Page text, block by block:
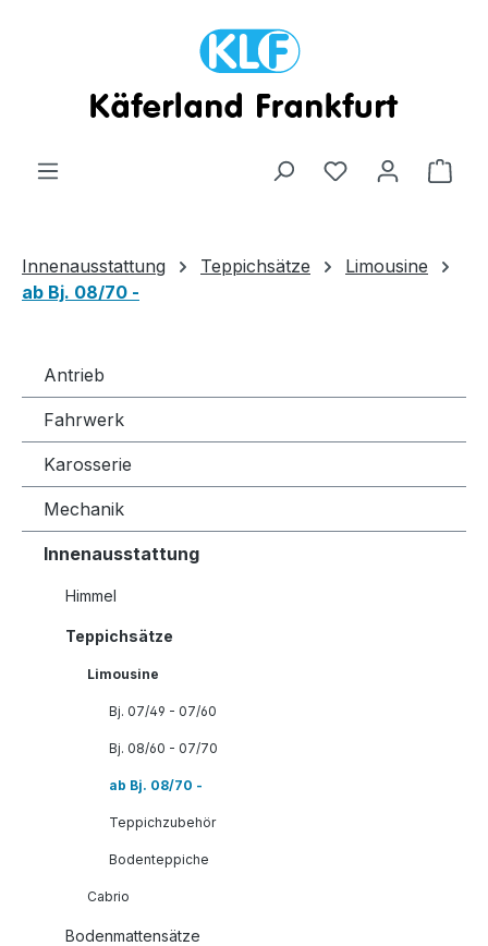
Zum Hauptinhalt springen
Innenausstattung Teppichsätze
Limousine
ab Bj. 08/70 -
Antrieb
Fahrwerk
Karosserie
Mechanik
Innenausstattung
Himmel
Teppichsätze
Limousine
Bj. 07/49 - 07/60
Bj. 08/60 - 07/70
ab Bj. 08/70 -
Teppichzubehör
Bodenteppiche
Cabrio
Bodenmattensätze